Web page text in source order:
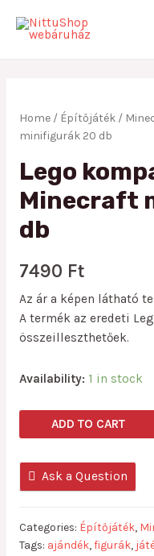
Home/ Építőjáték/
minifigurák 20 db
Lego
Minecraft
db
7490 Ft
Az ár a képen látható
A termék az eredeti
összeilleszthetőek.
Availability: 1 in stock
kompatibilis
minifigurák
quantity
ADD TO CART
Ask a Question
Categories: Építőjáték,
Tags: ajándék,figurák,